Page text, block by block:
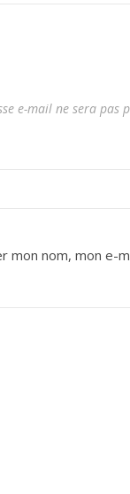
e-mail ne sera pas
mon nom, mon e-